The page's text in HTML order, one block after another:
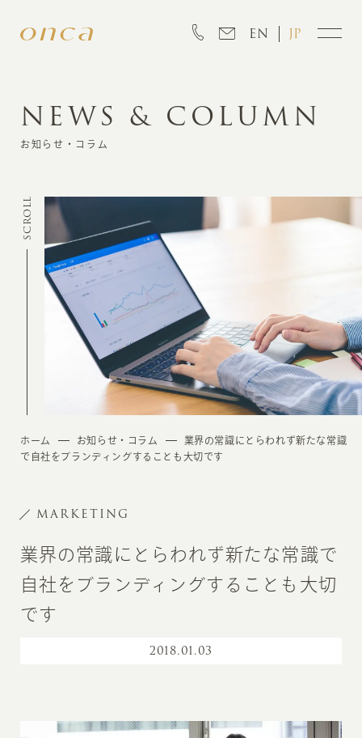
EN JP
INFORMATION
CREATION
MARKETING
NEWS & COLUMN
お知らせ・コラム
SCROLL
ホーム お知らせ・コラム
業界の常識にとらわれず新たな常識
で自社をブランディングすることも大切です
MARKETING
業界の常識にとらわれず新たな常識で
自社をブランディングすることも大切
です
2018.01.03